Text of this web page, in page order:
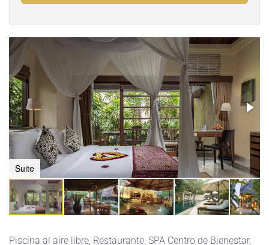
Suite
Piscina al aire libre, Restaurante, SPA Centro de Bienestar,